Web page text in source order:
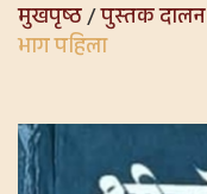
मुखपृष्ठ/पुस्तक दालन
भाग पहिला